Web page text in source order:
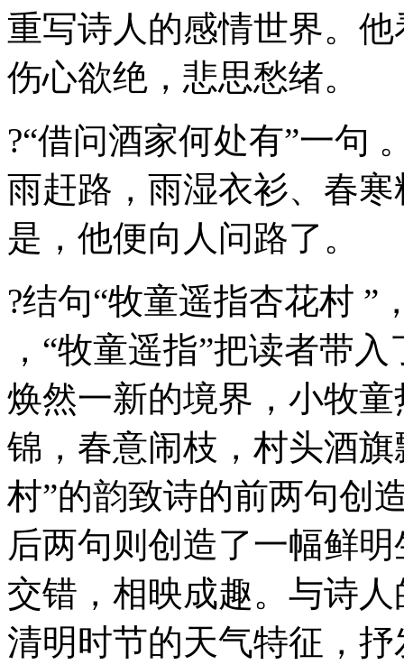
重写诗人的感情世界。
伤心欲绝，悲思愁绪。
?“借问酒家何处有”一句
雨赶路，雨湿衣衫、春
是，他便向人问路了。
?结句“牧童遥指杏花村 ”
，“牧童遥指”把读者带
焕然一新的境界，小牧
锦，春意闹枝，村头酒
村”的韵致诗的前两句创
后两句则创造了一幅鲜
交错，相映成趣。与诗
清明时节的天气特征，